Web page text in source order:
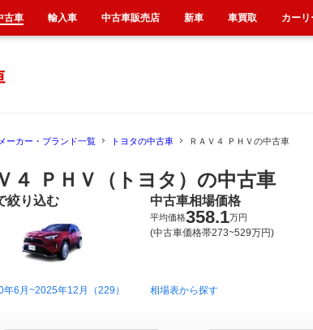
メーカー・ブランド一覧 トヨタの中古車 ＲＡＶ４ ＰＨＶの中古車
４ ＰＨＶ（トヨタ）の中古車
絞り込む
年6月~2025年12月（229）
中古車相場価格
平均価格358.1万円
(中古車価格帯273~529万円)
相場表から探す
古車 輸入車 中古車販売店 新車 車買取 カーリ